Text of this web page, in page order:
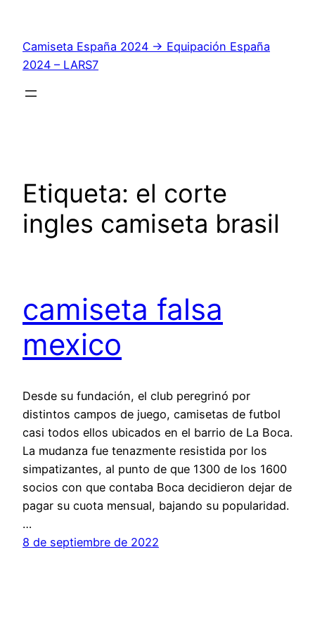
contenido
Camiseta España 2024 → Equipación España
2024 – LARS7
Etiqueta: el corte
ingles camiseta brasil
camiseta falsa
mexico
Desde su fundación, el club peregrinó por
distintos campos de juego, camisetas de futbol
casi todos ellos ubicados en el barrio de La Boca.
La mudanza fue tenazmente resistida por los
simpatizantes, al punto de que 1300 de los 1600
socios con que contaba Boca decidieron dejar de
pagar su cuota mensual, bajando su popularidad.
…
8 de septiembre de 2022